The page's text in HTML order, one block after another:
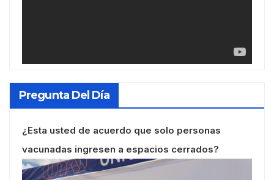
Pregunta Del Día
¿Esta usted de acuerdo que solo personas
vacunadas ingresen a espacios cerrados?